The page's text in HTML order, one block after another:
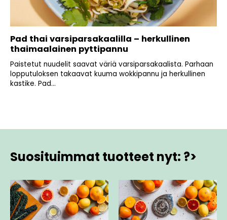
Pad thai varsiparsakaalilla – herkullinen
thaimaalainen pyttipannu
Paistetut nuudelit saavat väriä varsiparsakaalista. Parhaan
lopputuloksen takaavat kuuma wokkipannu ja herkullinen
kastike. Pad...
Suosituimmat tuotteet nyt: ?>